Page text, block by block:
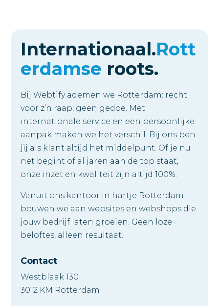
Internationaal.Rott
erdamse roots.
Bij Webtify ademen we Rotterdam: recht
voor z’n raap, geen gedoe. Met
internationale service en een persoonlijke
aanpak maken we het verschil. Bij ons ben
jij als klant altijd het middelpunt. Of je nu
net begint of al jaren aan de top staat,
onze inzet en kwaliteit zijn altijd 100%.
Vanuit ons kantoor in hartje Rotterdam
bouwen we aan websites en webshops die
jouw bedrijf laten groeien. Geen loze
beloftes, alleen resultaat.
Contact
Westblaak 130
3012 KM Rotterdam